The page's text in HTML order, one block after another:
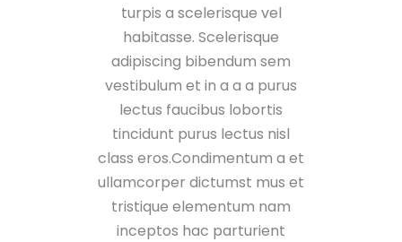
turpis a scelerisque vel
habitasse. Scelerisque
adipiscing bibendum sem
vestibulum et in a a a purus
lectus faucibus lobortis
tincidunt purus lectus nisl
class eros.Condimentum a et
ullamcorper dictumst mus et
tristique elementum nam
inceptos hac parturient